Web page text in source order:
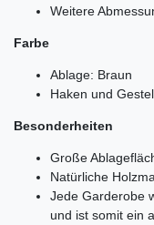
Weitere
Farbe
Ablage: Braun
Haken und
Besonderheiten
Große
Natürliche
Jede Garderobe
und ist somit ein